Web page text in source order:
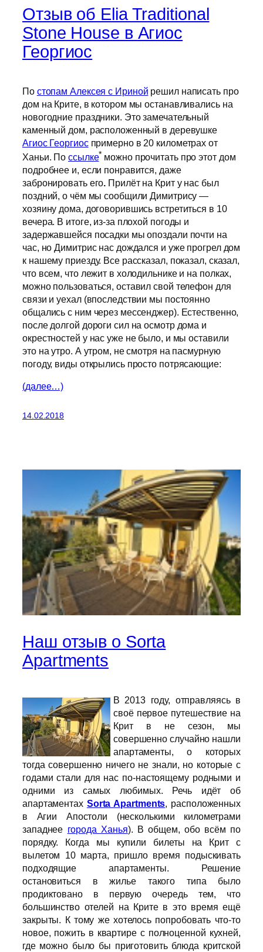
Отзыв об Elia Traditional
Stone House в Агиос
Георгиос
По стопам Алексея с Ириной решил написать про
дом на Крите, в котором мы останавливались на
новогодние праздники. Это замечательный
каменный дом, расположенный в деревушке
Агиос Георгиоспримерно в 20 километрах от
Ханьи. Поссылке* можно прочитать про этот дом
подробнее и, если понравится, даже
забронировать его. Прилёт на Крит у нас был
поздний, о чём мы сообщили Димитрису —
хозяину дома, договорившись встретиться в 10
вечера. В итоге, из-за плохой погоды и
задержавшейся посадки мы опоздали почти на
час, но Димитрис нас дождался и уже прогрел дом
к нашему приезду. Все рассказал, показал, сказал,
что всем, что лежит в холодильнике и на полках,
можно пользоваться, оставил свой телефон для
связи и уехал (впоследствии мы постоянно
общались с ним через мессенджер). Естественно,
после долгой дороги сил на осмотр дома и
окрестностей у нас уже не было, и мы оставили
это на утро. А утром, не смотря на пасмурную
погоду, виды открылись просто потрясающие:
(далее…)
14.02.2018
Наш отзыв о Sorta
Apartments
В 2013 году, отправляясь в
своё первое путешествие на
Крит в не сезон, мы
совершенно случайно нашли
апартаменты, о которых
тогда совершенно ничего не знали, но которые с
годами стали для нас по-настоящему родными и
одними из самых любимых. Речь идёт об
апартаментах Sorta Apartments, расположенных
в Агии Апостоли (несколькими километрами
западнее города Ханья). В общем, обо всём по
порядку. Когда мы купили билеты на Крит с
вылетом 10 марта, пришло время подыскивать
подходящие апартаменты. Решение
остановиться в жилье такого типа было
продиктовано в первую очередь тем, что
большинство отелей на Крите в это время ещё
закрыты. К тому же хотелось попробовать что-то
новое, пожить в квартире с полноценной кухней,
где можно было бы приготовить блюда критской